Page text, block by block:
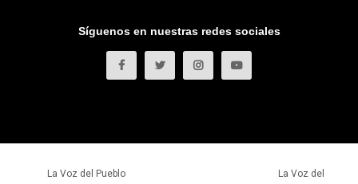
Síguenos en nuestras redes sociales
La Voz del Pueblo La Voz del